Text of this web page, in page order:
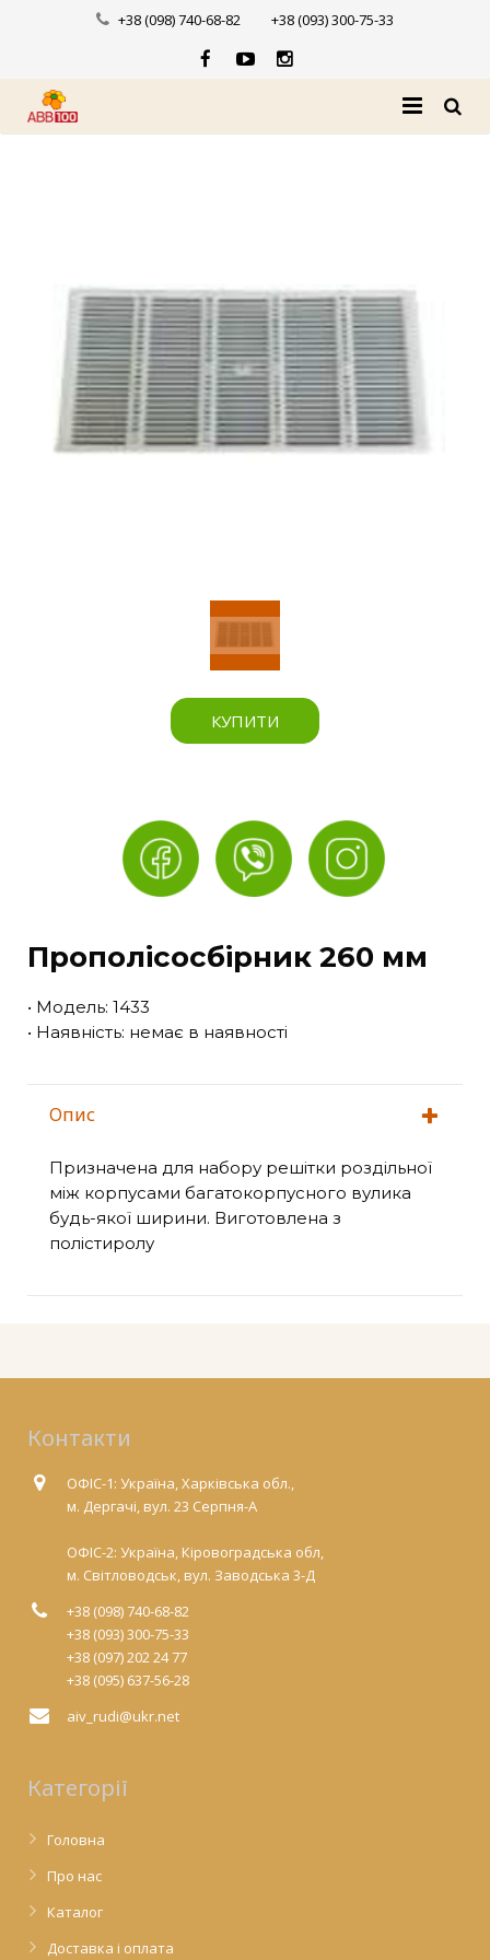
+38 (098) 740-68-82 +38 (093) 300-75-33
Доставка і оплата
Новини
Контакти
КУПИТИ
Прополісосбірник 260 мм
• Модель: 1433
• Наявність: немає в наявності
Опис
Призначена для набору решітки роздільної
між корпусами багатокорпусного вулика
будь-якої ширини. Виготовлена з
полістиролу
Контакти
ОФІС-1: Україна, Харківська обл.,
м. Дергачі, вул. 23 Серпня-А
ОФІС-2: Україна, Кіровоградська обл,
м. Світловодськ, вул. Заводська 3-Д
+38 (098) 740-68-82
+38 (093) 300-75-33
+38 (097) 202 24 77
+38 (095) 637-56-28
aiv_rudi@ukr.net
Категорії
Головна
Про нас
Каталог
Доставка і оплата